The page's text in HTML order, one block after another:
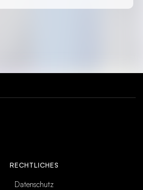
RECHTLICHES
Datenschutz